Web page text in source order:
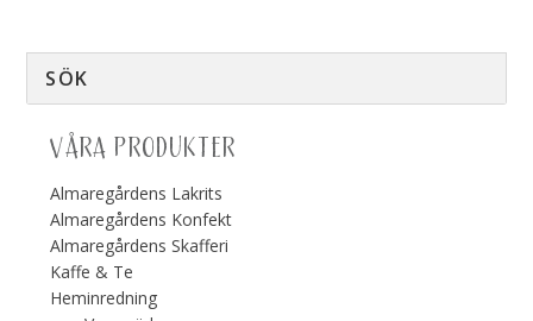
VÅRA PRODUKTER
Almaregårdens Lakrits
Almaregårdens Konfekt
Almaregårdens Skafferi
Kaffe & Te
Heminredning